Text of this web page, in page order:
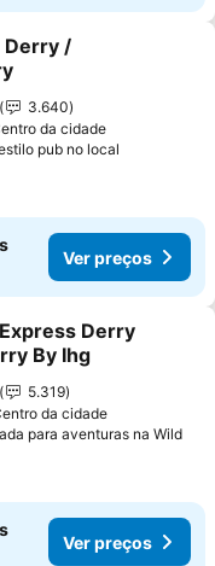
aos favoritos
Derry /
3.640
da cidade
pub no local
Ver preços
aos favoritos
Derry
By Ihg
5.319
da cidade
para aventuras na Wild
Ver preços